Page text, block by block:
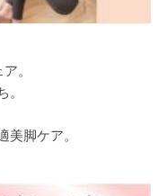
。
。
美脚ケア。